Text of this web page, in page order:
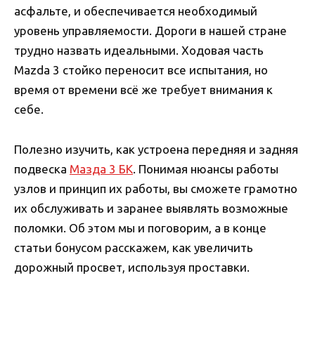
асфальте, и обеспечивается необходимый
уровень управляемости. Дороги в нашей стране
трудно назвать идеальными. Ходовая часть
Mazda 3 стойко переносит все испытания, но
время от времени всё же требует внимания к
себе.
Полезно изучить, как устроена передняя и задняя
подвеска Мазда 3 БК . Понимая нюансы работы
узлов и принцип их работы, вы сможете грамотно
их обслуживать и заранее выявлять возможные
поломки. Об этом мы и поговорим, а в конце
статьи бонусом расскажем, как увеличить
дорожный просвет, используя проставки.